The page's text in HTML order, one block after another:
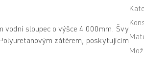
vodní sloupec o výšce 4 000mm. Švy
zátěrem, poskytujícím